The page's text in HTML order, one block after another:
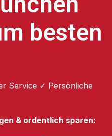
besten
Service ✓ Persönliche
& ordentlich sparen: